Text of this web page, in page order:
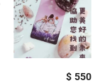
$ 550